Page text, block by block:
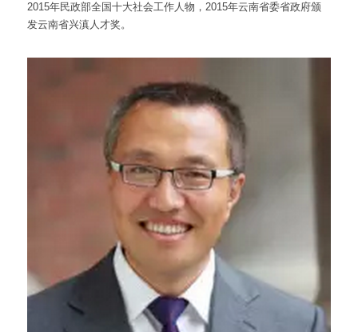
2015年民政部全国十大社会工作人物，2015年云南省委省政府颁
发云南省兴滇人才奖。